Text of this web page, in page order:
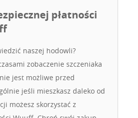
płatności
naszej hodowli?
zobaczenie szczeniaka
jest możliwe przed
jeśli mieszkasz daleko od
możesz skorzystać z